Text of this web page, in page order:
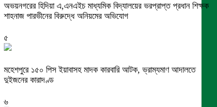
অভয়নগরের হিদিয়া এ,এনএইচ মাধ্যমিক বিদ্যালয়ের ভরপ্রাপ্ত প্রধান শিক্ষক
শাহনাজ পারভীনের বিরুদ্ধে অনিয়মের অভিযোগ
৫
মহেশপুরে ১৫০ পিস ইয়াবাসহ মাদক কারবারি আটক, ভ্রাম্যমাণ আদালতে
দুইজনের কারাদণ্ড
৬